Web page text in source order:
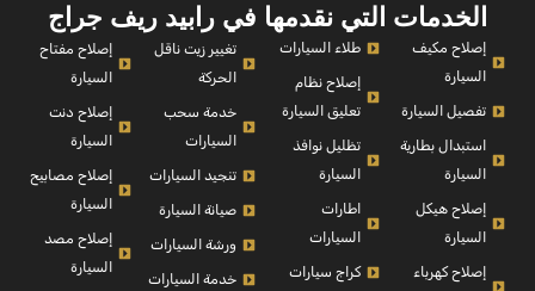
الخدمات التي نقدمها في رابيد ريف جراج
إصلاح مكيف
السيارة
تفصيل السيارة
استبدال بطارية
السيارة
إصلاح هيكل
السيارة
إصلاح كهرباء
طلاء السيارات
إصلاح نظام
تعليق السيارة
تظليل نوافذ
السيارة
اطارات
السيارات
كراج سيارات
تغيير زيت ناقل
الحركة
خدمة سحب
السيارات
تنجيد السيارات
صيانة السيارة
ورشة السيارات
خدمة السيارات
إصلاح مفتاح
السيارة
إصلاح دنت
السيارة
إصلاح مصابيح
السيارة
إصلاح مصد
السيارة